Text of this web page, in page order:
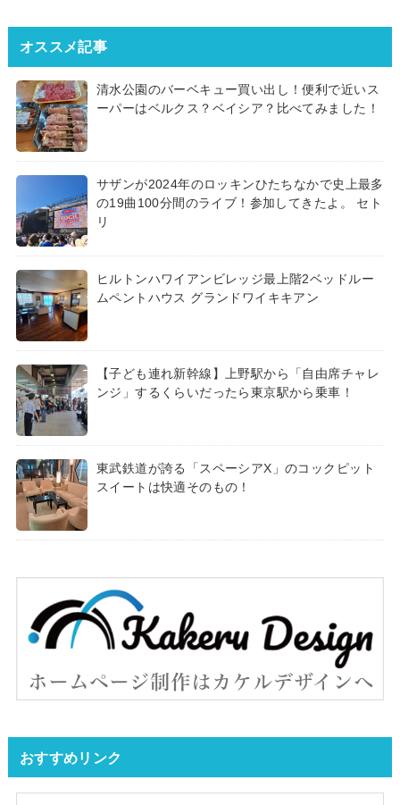
オススメ記事
清水公園のバーベキュー買い出し！便利で近いス
ーパーはベルクス？ベイシア？比べてみました！
サザンが2024年のロッキンひたちなかで史上最多
の19曲100分間のライブ！参加してきたよ。 セト
リ
ヒルトンハワイアンビレッジ最上階2ベッドルー
ムペントハウス グランドワイキキアン
【子ども連れ新幹線】上野駅から「自由席チャレ
ンジ」するくらいだったら東京駅から乗車！
東武鉄道が誇る「スペーシアX」のコックピット
スイートは快適そのもの！
おすすめリンク